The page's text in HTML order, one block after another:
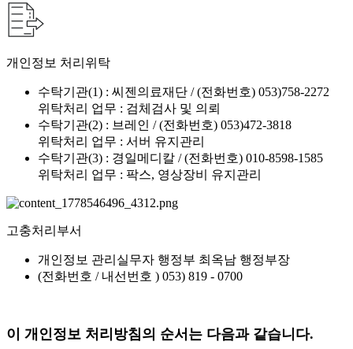
개인정보 처리위탁
수탁기관(1) : 씨젠의료재단 / (전화번호) 053)758-2272
위탁처리 업무 : 검체검사 및 의뢰
수탁기관(2) : 브레인 / (전화번호) 053)472-3818
위탁처리 업무 : 서버 유지관리
수탁기관(3) : 경일메디칼 / (전화번호) 010-8598-1585
위탁처리 업무 : 팍스, 영상장비 유지관리
고충처리부서
개인정보 관리실무자 행정부 최옥남 행정부장
(전화번호 / 내선번호 ) 053) 819 - 0700
이 개인정보 처리방침의 순서는 다음과 같습니다.